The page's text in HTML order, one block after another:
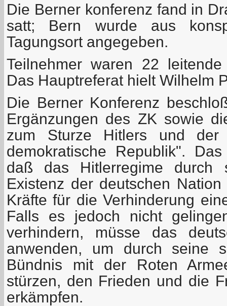
Die Berner konferenz fand in
satt; Bern wurde aus
Tagungsort angegeben.
Teilnehmer waren 22
Das Hauptreferat hielt Wilhelm
Die Berner Konferenz
Ergänzungen des ZK sowie
zum Sturze Hitlers und
demokratische Republik".
daß das Hitlerregime durch
Existenz der deutschen
Kräfte für die Verhinderung
Falls es jedoch nicht
verhindern, müsse das
anwenden, um durch seine
Bündnis mit der Roten
stürzen, den Frieden und die
erkämpfen.